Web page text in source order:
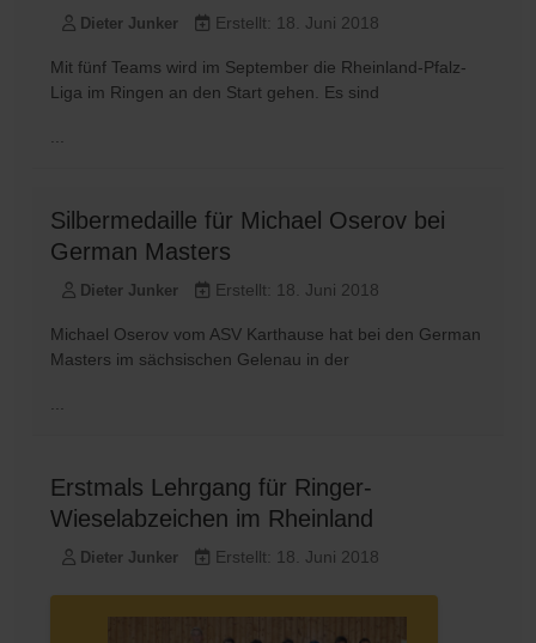
Dieter Junker Erstellt: 18. Juni 2018
Mit fünf Teams wird im September die Rheinland-Pfalz-
Liga im Ringen an den Start gehen. Es sind
Silbermedaille für Michael Oserov bei
German Masters
Dieter Junker Erstellt: 18. Juni 2018
Michael Oserov vom ASV Karthause hat bei den German
Masters im sächsischen Gelenau in der
Erstmals Lehrgang für Ringer-
Wieselabzeichen im Rheinland
Dieter Junker Erstellt: 18. Juni 2018